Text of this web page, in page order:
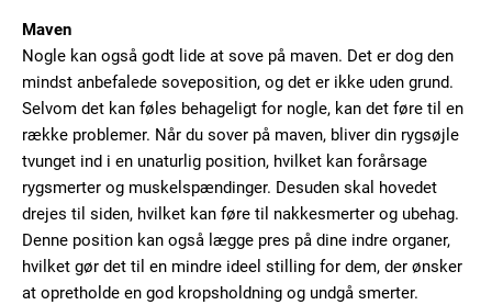
Maven
Nogle kan også godt lide at sove på maven. Det er dog den
mindst anbefalede soveposition, og det er ikke uden grund.
Selvom det kan føles behageligt for nogle, kan det føre til en
række problemer. Når du sover på maven, bliver din rygsøjle
tvunget ind i en unaturlig position, hvilket kan forårsage
rygsmerter og muskelspændinger. Desuden skal hovedet
drejes til siden, hvilket kan føre til nakkesmerter og ubehag.
Denne position kan også lægge pres på dine indre organer,
hvilket gør det til en mindre ideel stilling for dem, der ønsker
at opretholde en god kropsholdning og undgå smerter.